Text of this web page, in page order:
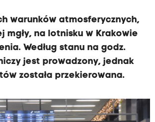
warunków atmosferycznych,
mgły, na lotnisku w Krakowie
Według stanu na godz.
jest prowadzony, jednak
została przekierowana.